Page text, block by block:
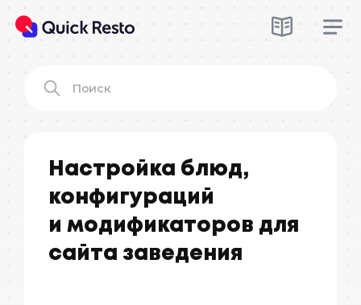
Настройка блюд,
конфигураций
и модификаторов для
сайта заведения